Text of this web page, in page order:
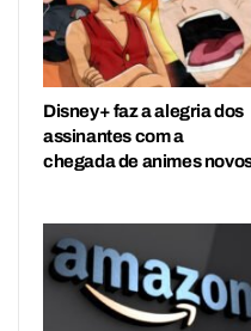
Disney+ faz a alegria dos
assinantes com a
chegada de animes